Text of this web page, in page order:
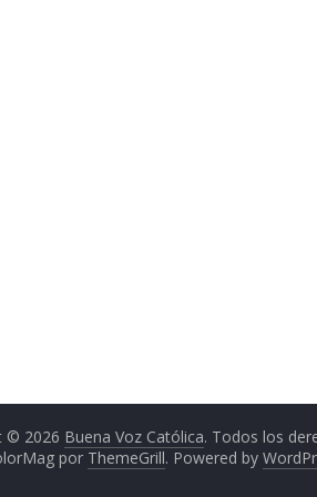
© 2026 Buena Voz Católica. Todos los
por ThemeGrill. Powered by